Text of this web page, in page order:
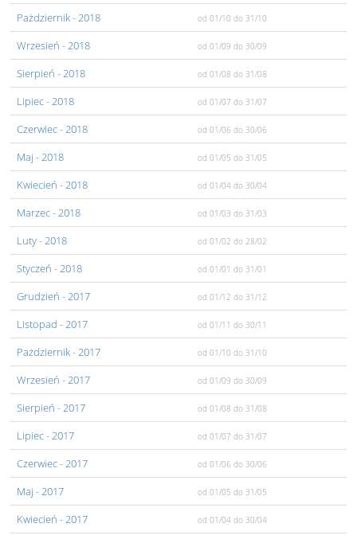
Pażdziernik- 2018 od 01/10 do 31/10
Wrzesień - 2018 od 01/09 do 30/09
Sierpień - 2018 od 01/08 do 31/08
Lipiec- 2018 od 01/07 do 31/07
Czerwiec- 2018 od 01/06 do 30/06
Maj - 2018 od 01/05 do 31/05
Kwiecień - 2018 od 01/04 do 30/04
Marzec- 2018 od 01/03 do 31/03
Luty- 2018 od 01/02 do 28/02
Styczeń - 2018 od 01/01 do 31/01
Grudzień - 2017 od 01/12 do 31/12
Listopad - 2017 od 01/11 do 30/11
Pażdziernik- 2017 od 01/10 do 31/10
Wrzesień - 2017 od 01/09 do 30/09
Sierpień - 2017 od 01/08 do 31/08
Lipiec- 2017 od 01/07 do 31/07
Czerwiec- 2017 od 01/06 do 30/06
Maj - 2017 od 01/05 do 31/05
Kwiecień - 2017 od 01/04 do 30/04